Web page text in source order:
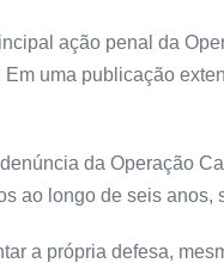
ação penal da
uma publicação
da Operação
ao longo de seis anos,
a própria defesa,